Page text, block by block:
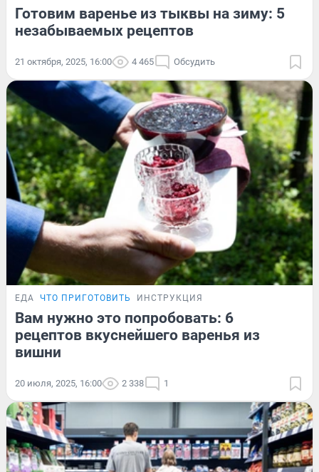
Готовим варенье из тыквы на зиму: 5
незабываемых рецептов
21 октября, 2025, 16:00 4 465 Обсудить
ЕДА ЧТО ПРИГОТОВИТЬ ИНСТРУКЦИЯ
Вам нужно это попробовать: 6
рецептов вкуснейшего варенья из
вишни
20 июля, 2025, 16:00 2 338 1